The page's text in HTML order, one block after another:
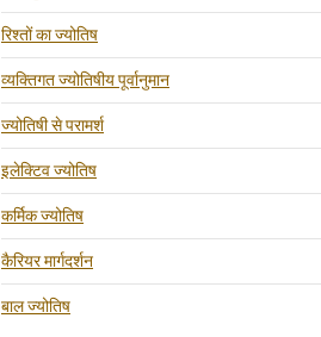
रिश्तों का ज्योतिष
व्यक्तिगत ज्योतिषीय पूर्वानुमान
ज्योतिषी से परामर्श
इलेक्टिव ज्योतिष
कर्मिक ज्योतिष
कैरियर मार्गदर्शन
बाल ज्योतिष